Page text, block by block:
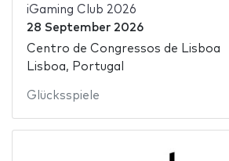
iGaming Club 2026
28 September 2026
Centro de Congressos de Lisboa
Lisboa, Portugal
Glücksspiele